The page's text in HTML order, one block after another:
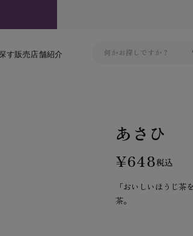
す販売店舗紹介
あさひ
¥648税込
「おいしいほうじ
茶。